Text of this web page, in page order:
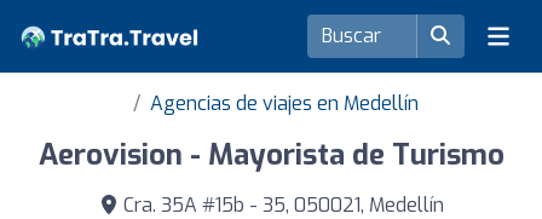
Agencias de viajes en Medellín
Aerovision - Mayorista de Turismo
Cra. 35A #15b - 35, 050021, Medellín